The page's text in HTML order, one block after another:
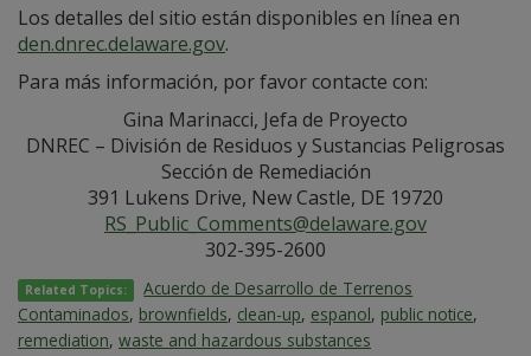
Los detalles del sitio están disponibles en línea en
den.dnrec.delaware.gov.
Para más información, por favor contacte con:
Gina Marinacci, Jefa de Proyecto
DNREC – División de Residuos y Sustancias Peligrosas
Sección de Remediación
391 Lukens Drive, New Castle, DE 19720
RS_Public_Comments@delaware.gov
302-395-2600
Related Topics:
Acuerdo de Desarrollo de Terrenos
Contaminados, brownfields, clean-up, espanol, public notice,
remediation, waste and hazardous substances